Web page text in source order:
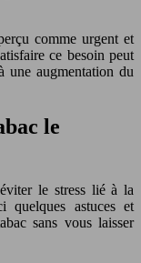
comme urgent et
ce besoin peut
une augmentation du
le
le stress lié à la
quelques astuces et
sans vous laisser